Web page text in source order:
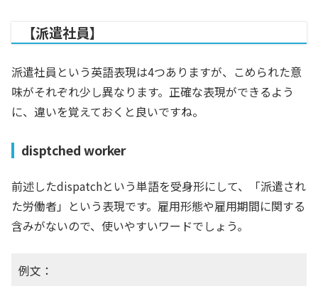
【派遣社員】
派遣社員という英語表現は4つありますが、こめられた意
味がそれぞれ少し異なります。正確な表現ができるよう
に、違いを覚えておくと良いですね。
disptched worker
前述したdispatchという単語を受身形にして、「派遣され
た労働者」という表現です。雇用形態や雇用期間に関する
含みがないので、使いやすいワードでしょう。
例文：